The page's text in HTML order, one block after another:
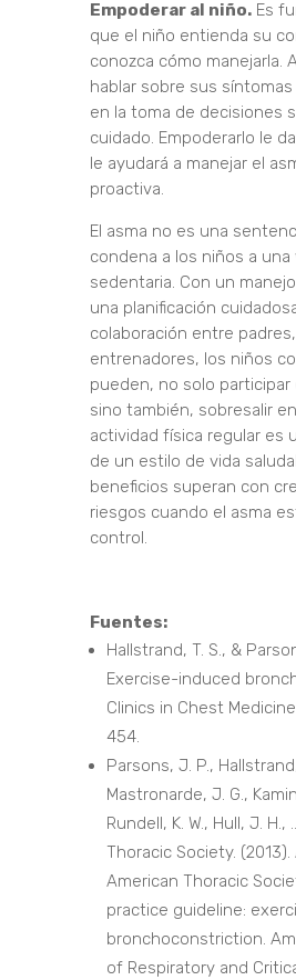
Empoderar al niño.Es
que el niño entienda su
conozca cómo manejarla.
hablar sobre sus
en la toma de decisiones
cuidado. Empoderarlo le
le ayudará a manejar el
proactiva.
El asma no es una
condena a los niños a una
sedentaria. Con un
una planificación
colaboración entre
entrenadores, los niños
pueden, no solo
sino también, sobresalir
actividad física regular es
de un estilo de vida
beneficios superan con
riesgos cuando el asma
control.
Fuentes:
Hallstrand, T. S., &
Exercise-induced
Clinics in Chest
454.
Parsons, J. P.,
Mastronarde, J. G.,
Rundell, K. W., Hull, J.
Thoracic Society. (2013).
American Thoracic
practice guideline:
bronchoconstriction.
of Respiratory and